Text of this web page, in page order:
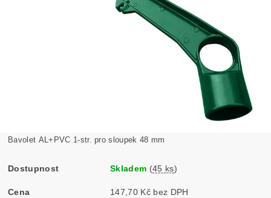
Bavolet AL+PVC 1-str. pro sloupek 48 mm
Dostupnost Skladem (45 ks)
Cena 147,70 Kč bez DPH